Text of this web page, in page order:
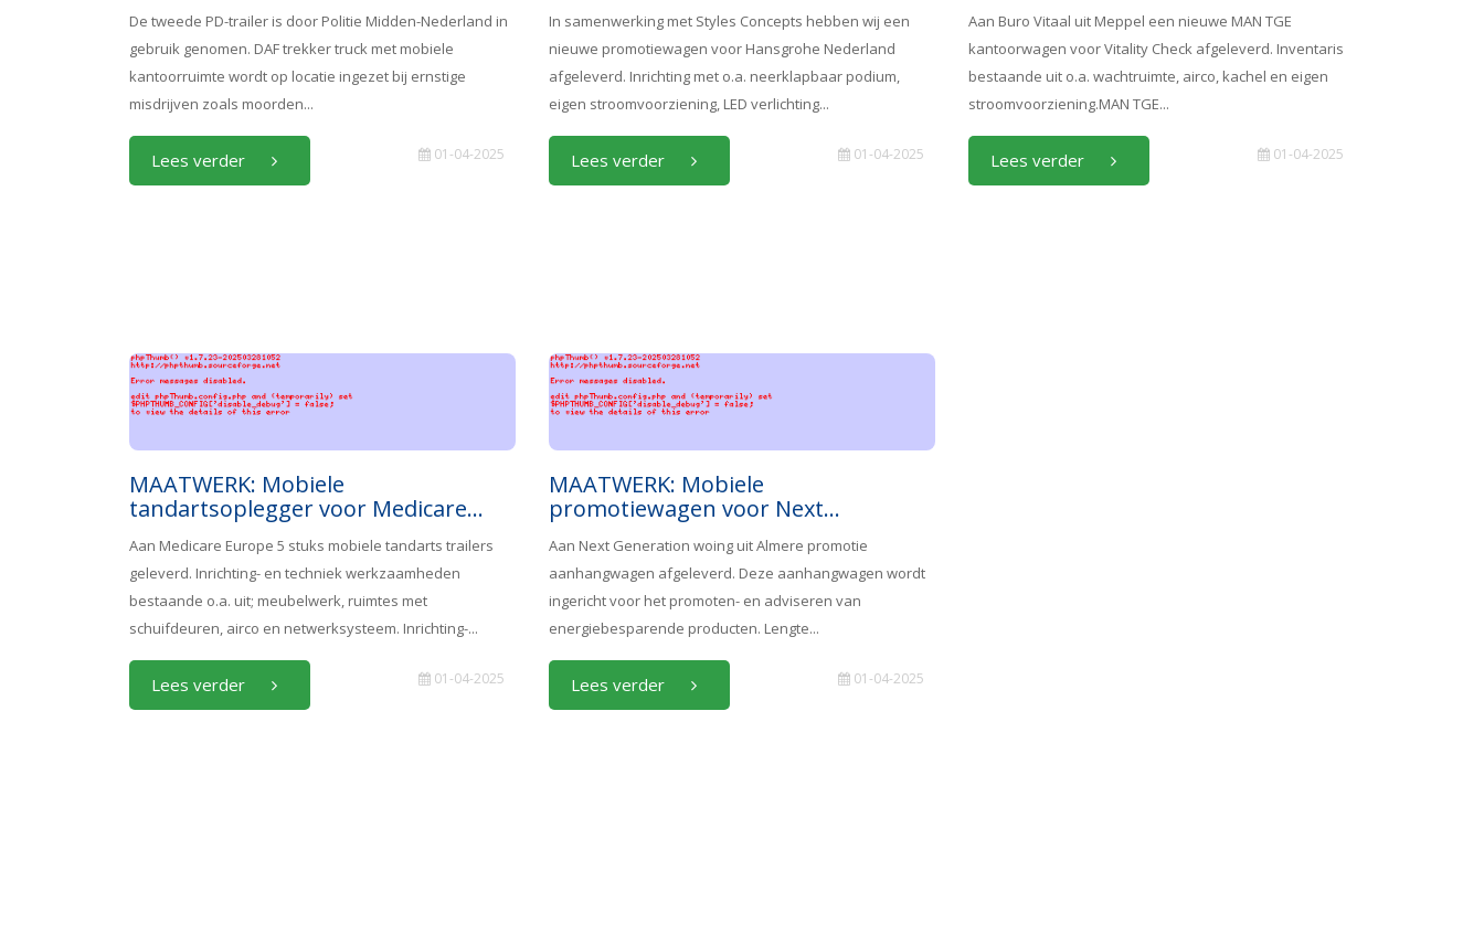
De tweede PD-trailer is door Politie Midden-Nederland in
gebruik genomen. DAF trekker truck met mobiele
kantoorruimte wordt op locatie ingezet bij ernstige
misdrijven zoals moorden...
Lees verder 01-04-2025
In samenwerking met Styles Concepts hebben wij een
nieuwe promotiewagen voor Hansgrohe Nederland
afgeleverd. Inrichting met o.a. neerklapbaar podium,
eigen stroomvoorziening, LED verlichting...
Lees verder 01-04-2025
Aan Buro Vitaal uit Meppel een nieuwe MAN TGE
kantoorwagen voor Vitality Check afgeleverd. Inventaris
bestaande uit o.a. wachtruimte, airco, kachel en eigen
stroomvoorziening.MAN TGE...
Lees verder 01-04-2025
MAATWERK: Mobiele
tandartsoplegger voor Medicare...
Aan Medicare Europe 5 stuks mobiele tandarts trailers
geleverd. Inrichting- en techniek werkzaamheden
bestaande o.a. uit; meubelwerk, ruimtes met
schuifdeuren, airco en netwerksysteem. Inrichting-...
Lees verder 01-04-2025
MAATWERK: Mobiele
promotiewagen voor Next...
Aan Next Generation woing uit Almere promotie
aanhangwagen afgeleverd. Deze aanhangwagen wordt
ingericht voor het promoten- en adviseren van
energiebesparende producten. Lengte...
Lees verder 01-04-2025